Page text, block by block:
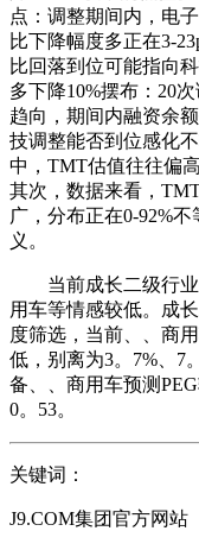
点：调整期间内，电
比下降幅度多正在3-
比回落到位可能指向
多下降10%摆布：20
趋向，期间内融资余
技调整能否到位感化
中，TMT估值往往偏
其次，数据来看，
广，分布正在0-92%
义。
当前成长二级行业
用车等情感较低。成
度筛选，当前、、商
低，别离为3。7%、7
备、、商用车预测
0。53。
关键词：
J9.COM集团官方网站